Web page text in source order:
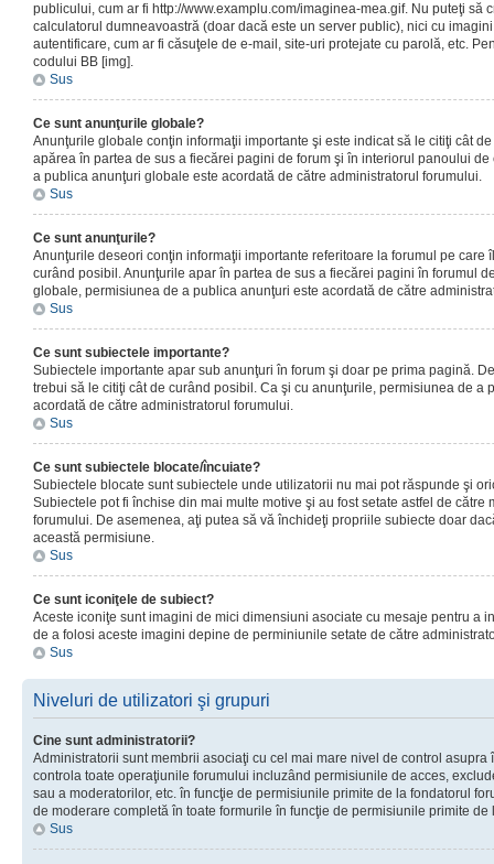
publicului, cum ar fi http://www.examplu.com/imaginea-mea.gif. Nu puteţi să
calculatorul dumneavoastră (doar dacă este un server public), nici cu
autentificare, cum ar fi căsuţele de e-mail, site-uri protejate cu parolă, etc.
codului BB [img].
Sus
Ce sunt anunţurile globale?
Anunţurile globale conţin informaţii importante şi este indicat să le citiţi cât
apărea în partea de sus a fiecărei pagini de forum şi în interiorul panoului
a publica anunţuri globale este acordată de către administratorul forumului.
Sus
Ce sunt anunţurile?
Anunţurile deseori conţin informaţii importante referitoare la forumul pe care
curând posibil. Anunţurile apar în partea de sus a fiecărei pagini în forumul
globale, permisiunea de a publica anunţuri este acordată de către
Sus
Ce sunt subiectele importante?
Subiectele importante apar sub anunţuri în forum şi doar pe prima pagină.
trebui să le citiţi cât de curând posibil. Ca şi cu anunţurile, permisiunea de a
acordată de către administratorul forumului.
Sus
Ce sunt subiectele blocate/încuiate?
Subiectele blocate sunt subiectele unde utilizatorii nu mai pot răspunde şi
Subiectele pot fi închise din mai multe motive şi au fost setate astfel de către
forumului. De asemenea, aţi putea să vă închideţi propriile subiecte doar
această permisiune.
Sus
Ce sunt iconiţele de subiect?
Aceste iconiţe sunt imagini de mici dimensiuni asociate cu mesaje pentru a
de a folosi aceste imagini depine de perminiunile setate de către
Sus
Niveluri de utilizatori şi grupuri
Cine sunt administratorii?
Administratorii sunt membrii asociaţi cu cel mai mare nivel de control asupra
controla toate operaţiunile forumului incluzând permisiunile de acces,
sau a moderatorilor, etc. în funcţie de permisiunile primite de la fondatorul
de moderare completă în toate formurile în funcţie de permisiunile primite de
Sus